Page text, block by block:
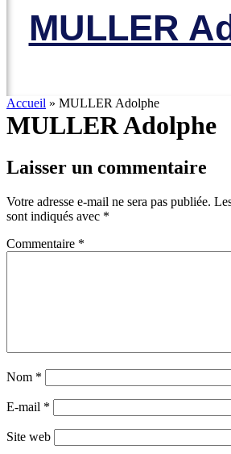
MULLER
Accueil » MULLER Adolphe
MULLER Adolphe
Laisser un commentaire
Votre adresse e-mail ne sera pas publiée.
sont indiqués avec *
Commentaire *
Nom *
E-mail *
Site web